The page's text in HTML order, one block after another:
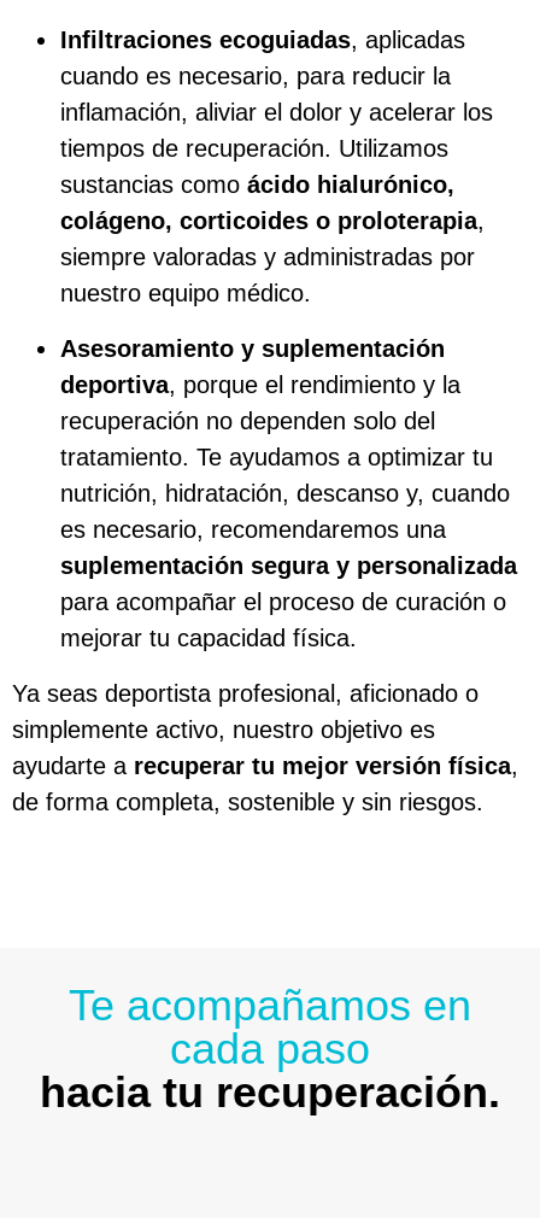
Infiltraciones ecoguiadas, aplicadas
cuando es necesario, para reducir la
inflamación, aliviar el dolor y acelerar los
tiempos de recuperación. Utilizamos
sustancias como ácido hialurónico,
colágeno, corticoides o proloterapia,
siempre valoradas y administradas por
nuestro equipo médico.
Asesoramiento y suplementación
deportiva, porque el rendimiento y la
recuperación no dependen solo del
tratamiento. Te ayudamos a optimizar tu
nutrición, hidratación, descanso y, cuando
es necesario, recomendaremos una
suplementación segura y personalizada
para acompañar el proceso de curación o
mejorar tu capacidad física.
Ya seas deportista profesional, aficionado o
simplemente activo, nuestro objetivo es
ayudarte a recuperar tu mejor versión física,
de forma completa, sostenible y sin riesgos.
Te acompañamos en
cada paso
hacia tu recuperación.